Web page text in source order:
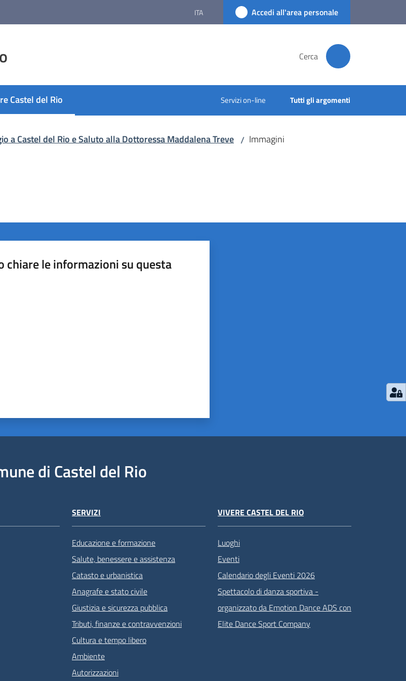
ITA Accedi all'area personale
Cerca
Castel del Rio
selezionato Servizi on-line Tutti gli argomenti
a Castel del Rio e Saluto alla Dottoressa Maddalena Treve / Immagini
chiare le informazioni su questa
di Castel del Rio
SERVIZI
Educazione e formazione
Salute, benessere e assistenza
Catasto e urbanistica
Anagrafe e stato civile
Giustizia e sicurezza pubblica
Tributi, finanze e contravvenzioni
Cultura e tempo libero
Ambiente
Autorizzazioni
VIVERE CASTEL DEL RIO
Luoghi
Eventi
Calendario degli Eventi 2026
Spettacolo di danza sportiva -
organizzato da Emotion Dance ADS con
Elite Dance Sport Company